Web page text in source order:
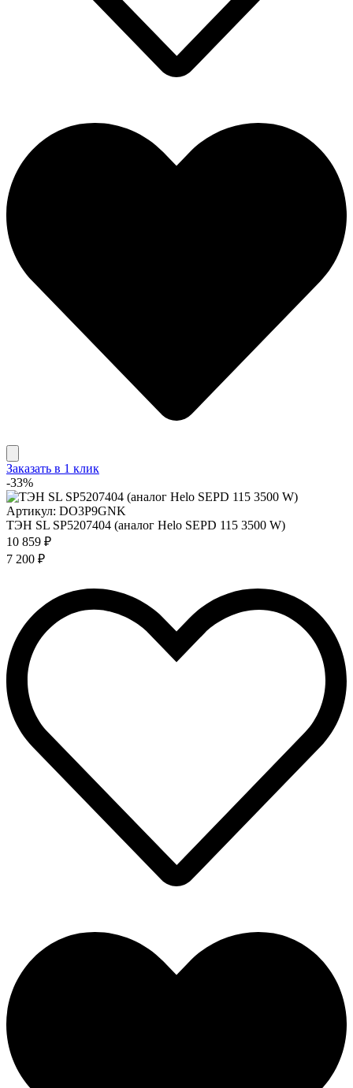
Заказать в 1 клик
-33%
Артикул: DO3P9GNK
ТЭН SL SP5207404 (аналог Helo SEPD 115 3500 W)
10 859 ₽
7 200 ₽